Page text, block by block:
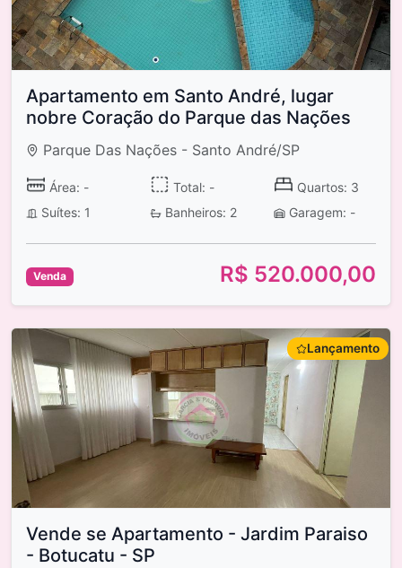
Apartamento em Santo André, lugar
nobre Coração do Parque das Nações
Parque Das Nações - Santo André/SP
Área: - Total: -
Quartos: 3
Suítes: 1
Banheiros: 2 Garagem: -
Venda R$ 520.000,00
Lançamento
Vende se Apartamento - Jardim Paraiso
- Botucatu - SP